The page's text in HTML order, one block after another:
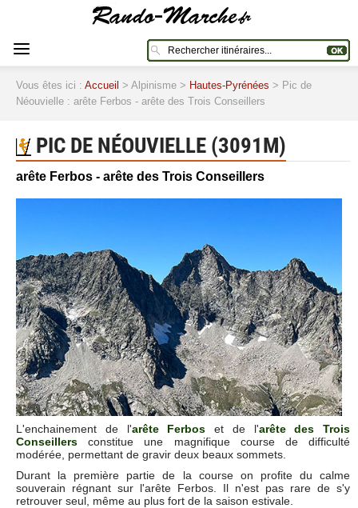
Vous êtes ici : Accueil > Alpinisme > Hautes-Pyrénées > Pic de
Néouvielle : arête Ferbos - arête des Trois Conseillers
PIC DE NÉOUVIELLE (3091M)
arête Ferbos - arête des Trois Conseillers
L'enchainement de l'arête Ferbos et de l'arête des Trois
Conseillers constitue une magnifique course de difficulté
modérée, permettant de gravir deux beaux sommets.
Durant la première partie de la course on profite du calme
souverain régnant sur l'arête Ferbos. Il n'est pas rare de s'y
retrouver seul, même au plus fort de la saison estivale.